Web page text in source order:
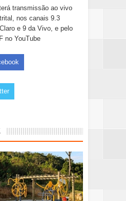
transmissão ao vivo
nos canais 9.3
e 9 da Vivo, e pelo
no YouTube